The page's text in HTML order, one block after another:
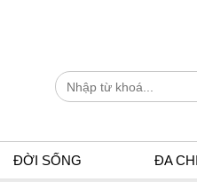
ĐỜI SỐNG ĐA